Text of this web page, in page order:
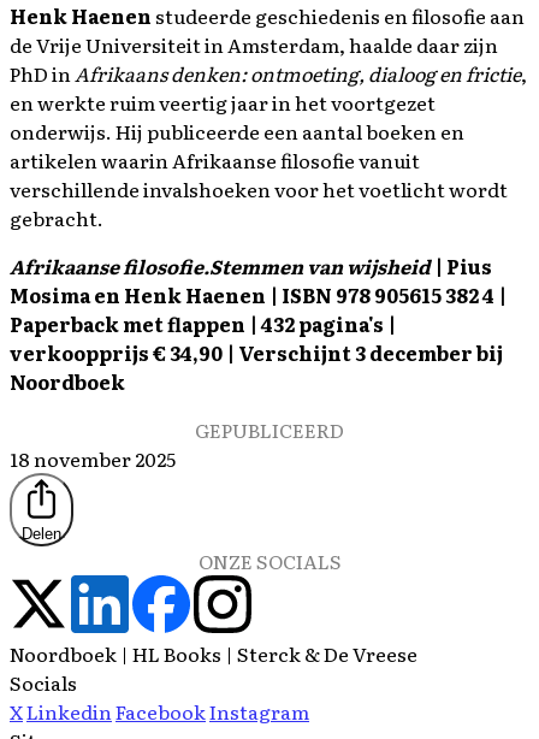
Henk Haenen studeerde geschiedenis en filosofie aan
de Vrije Universiteit in Amsterdam, haalde daar zijn
PhD inAfrikaans denken: ontmoeting, dialoog en frictie,
en werkte ruim veertig jaar in het voortgezet
onderwijs. Hij publiceerde een aantal boeken en
artikelen waarin Afrikaanse filosofie vanuit
verschillende invalshoeken voor het voetlicht wordt
gebracht.
Afrikaanse filosofie.Stemmen van wijsheid | Pius
Mosima en Henk Haenen | ISBN 978 905615 382 4 |
Paperback met flappen | 432 pagina's |
verkoopprijs € 34,90 | Verschijnt 3 december bij
Noordboek
GEPUBLICEERD
18 november 2025
Delen
ONZE SOCIALS
Noordboek | HL Books | Sterck & De Vreese
Socials
XLinkedinFacebookInstagram